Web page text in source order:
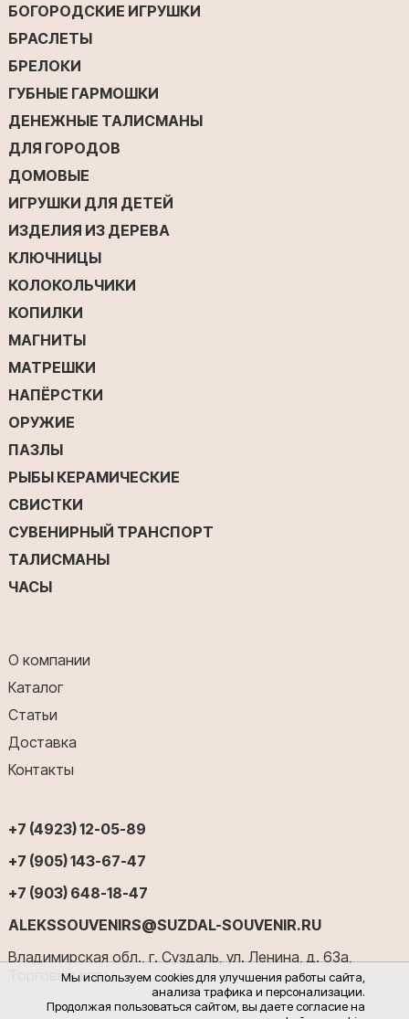
Мы используем cookies для улучшения работы сайта,
анализа трафика и персонализации.
Продолжая пользоваться сайтом, вы даете согласие на
БОГОРОДСКИЕ ИГРУШКИ
БРАСЛЕТЫ
БРЕЛОКИ
ГУБНЫЕ ГАРМОШКИ
ДЕНЕЖНЫЕ ТАЛИСМАНЫ
ДЛЯ ГОРОДОВ
ДОМОВЫЕ
ИГРУШКИ ДЛЯ ДЕТЕЙ
ИЗДЕЛИЯ ИЗ ДЕРЕВА
КЛЮЧНИЦЫ
КОЛОКОЛЬЧИКИ
КОПИЛКИ
МАГНИТЫ
МАТРЕШКИ
НАПЁРСТКИ
ОРУЖИЕ
ПАЗЛЫ
РЫБЫ КЕРАМИЧЕСКИЕ
СВИСТКИ
СУВЕНИРНЫЙ ТРАНСПОРТ
ТАЛИСМАНЫ
ЧАСЫ
О компании
Каталог
Статьи
Доставка
Контакты
+7 (4923) 12-05-89
+7 (905) 143-67-47
+7 (903) 648-18-47
ALEKSSOUVENIRS@SUZDAL-SOUVENIR.RU
Владимирская обл., г. Суздаль, ул. Ленина, д. 63а,
Торговые ряды